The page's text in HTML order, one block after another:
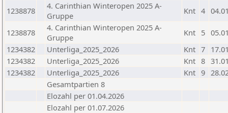
1238878
4. Carinthian Winteropen 2025 A-
Gruppe
Knt 4
1238878
4. Carinthian Winteropen 2025 A-
Gruppe
Knt 5
1234382
Unterliga_2025_2026 Knt 7
1234382
Unterliga_2025_2026 Knt 8
1234382
Unterliga_2025_2026 Knt 9
Gesamtpartien 8
Elozahl per 01.04.2026
Elozahl per 01.07.2026